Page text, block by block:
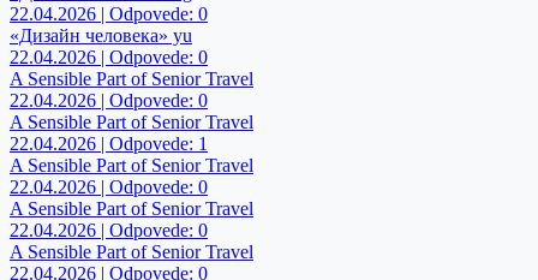
22.04.2026 | Odpovede: 0
«Дизайн человека» yu
22.04.2026 | Odpovede: 0
A Sensible Part of Senior Travel
22.04.2026 | Odpovede: 0
A Sensible Part of Senior Travel
22.04.2026 | Odpovede: 1
A Sensible Part of Senior Travel
22.04.2026 | Odpovede: 0
A Sensible Part of Senior Travel
22.04.2026 | Odpovede: 0
A Sensible Part of Senior Travel
22.04.2026 | Odpovede: 0